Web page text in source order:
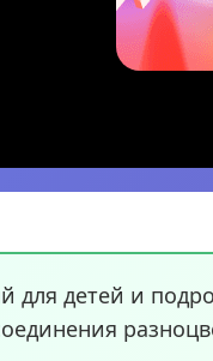
детей и